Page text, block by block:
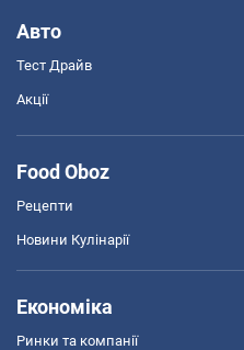
Авто
Тест Драйв
Акції
Food Oboz
Рецепти
Новини Кулінарії
Економіка
Ринки та компанії